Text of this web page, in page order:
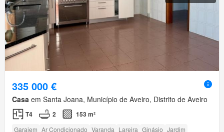
335 000 €
Casa em Santa Joana, Município de Aveiro, Distrito de Aveiro
T4 2 153 m²
Garajem Ar Condicionado Varanda Lareira Ginásio Jardim